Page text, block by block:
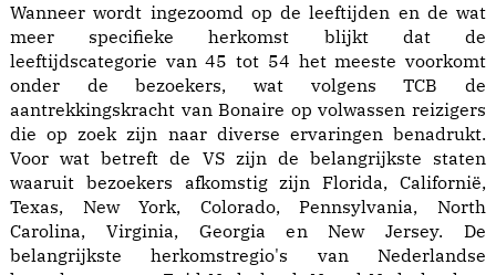
Wanneer wordt ingezoomd op de leeftijden en de wat
meer specifieke herkomst blijkt dat de
leeftijdscategorie van 45 tot 54 het meeste voorkomt
onder de bezoekers, wat volgens TCB de
aantrekkingskracht van Bonaire op volwassen reizigers
die op zoek zijn naar diverse ervaringen benadrukt.
Voor wat betreft de VS zijn de belangrijkste staten
waaruit bezoekers afkomstig zijn Florida, Californië,
Texas, New York, Colorado, Pennsylvania, North
Carolina, Virginia, Georgia en New Jersey. De
belangrijkste herkomstregio's van Nederlandse